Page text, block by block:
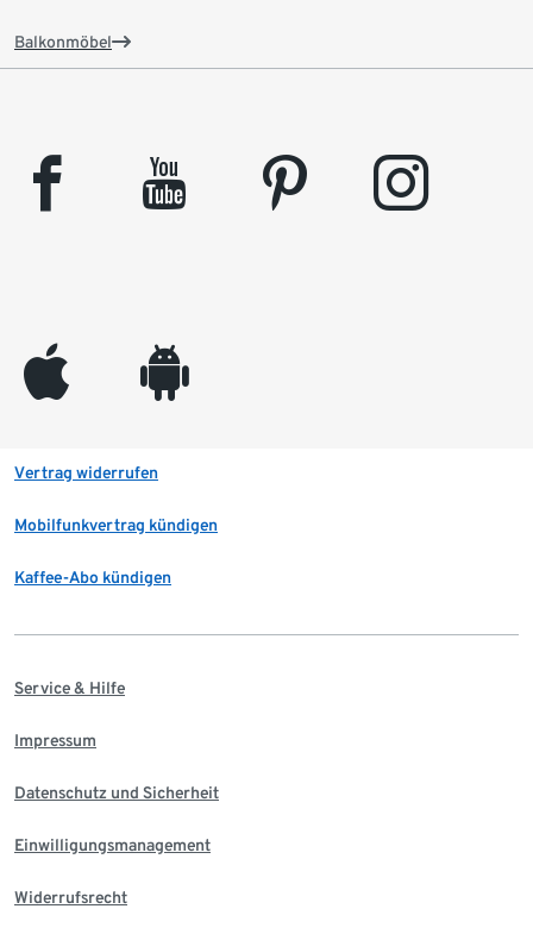
Balkonmöbel
facebook youtube pinterest instagram
appleinc android
Vertrag widerrufen
Mobilfunkvertrag kündigen
Kaffee-Abo kündigen
Service & Hilfe
Impressum
Datenschutz und Sicherheit
Einwilligungsmanagement
Widerrufsrecht